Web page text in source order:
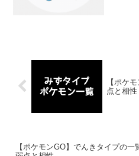
【ポケ
点と相性
【ポケモンGO】でんきタイプの一